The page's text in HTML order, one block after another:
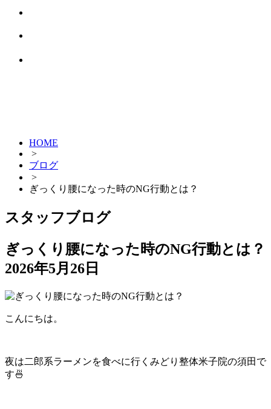
HOME
>
ブログ
>
ぎっくり腰になった時のNG行動とは？
スタッフブログ
ぎっくり腰になった時のNG行動とは？
2026年5月26日
こんにちは。
夜は二郎系ラーメンを食べに行くみどり整体米子院の須田で
す🍜